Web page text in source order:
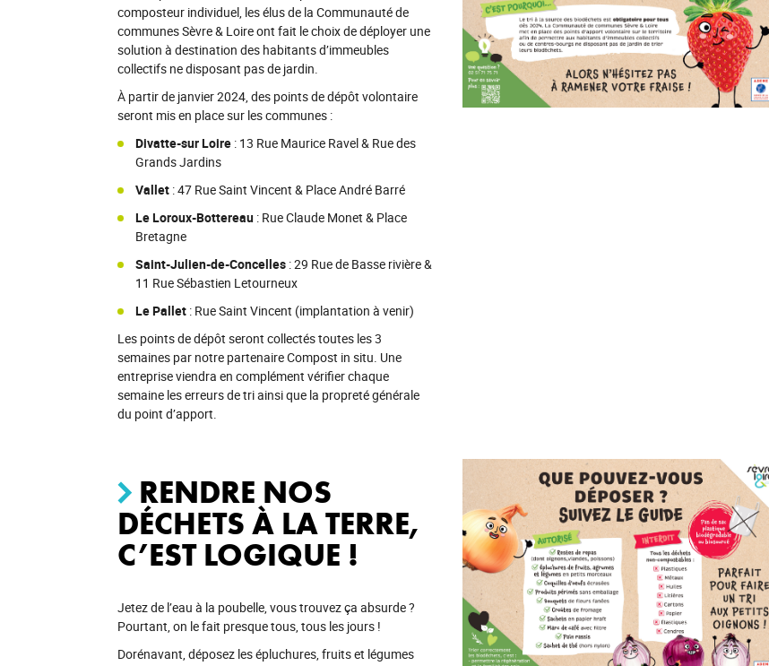
composteur individuel, les élus de la Communauté de
communes Sèvre & Loire ont fait le choix de déployer une
solution à destination des habitants d’immeubles
collectifs ne disposant pas de jardin.
À partir de janvier 2024, des points de dépôt volontaire
seront mis en place sur les communes :
Divatte-sur Loire: 13 Rue Maurice Ravel & Rue des
Grands Jardins
Vallet: 47 Rue Saint Vincent & Place André Barré
Le Loroux-Bottereau: Rue Claude Monet & Place
Bretagne
Saint-Julien-de-Concelles: 29 Rue de Basse rivière &
11 Rue Sébastien Letourneux
Le Pallet: Rue Saint Vincent (implantation à venir)
Les points de dépôt seront collectés toutes les 3
semaines par notre partenaire Compost in situ. Une
entreprise viendra en complément vérifier chaque
semaine les erreurs de tri ainsi que la propreté générale
du point d’apport.
RENDRE NOS
DÉCHETS À LA TERRE,
C’EST LOGIQUE !
Jetez de l’eau à la poubelle, vous trouvez ça absurde ?
Pourtant, on le fait presque tous, tous les jours !
Dorénavant, déposez les épluchures, fruits et légumes